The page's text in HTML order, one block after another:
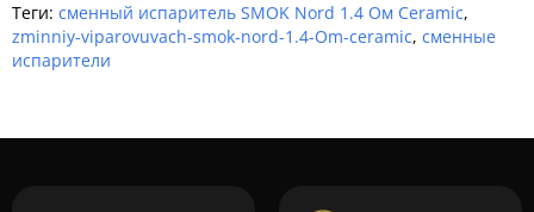
Теги: сменный испаритель SMOK Nord 1.4 Ом Ceramic,
zminniy-viparovuvach-smok-nord-1.4-Om-ceramic, сменные
испарители